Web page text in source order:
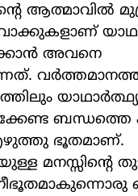
ആത്മാവില്‍
വാക്കുകളാണ്
അവനെ
ഭൂതമാണ്.
മനസ്സിന്റെ